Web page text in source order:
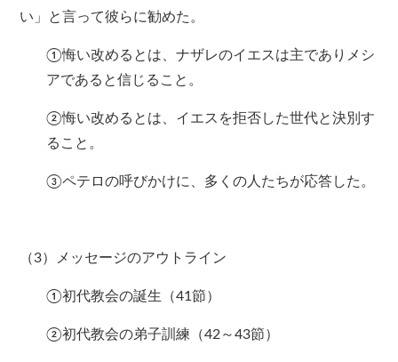
い」と言って彼らに勧めた。
①悔い改めるとは、ナザレのイエスは主でありメシ
アであると信じること。
②悔い改めるとは、イエスを拒否した世代と決別す
ること。
③ペテロの呼びかけに、多くの人たちが応答した。
（3）メッセージのアウトライン
①初代教会の誕生（41節）
②初代教会の弟子訓練（42～43節）